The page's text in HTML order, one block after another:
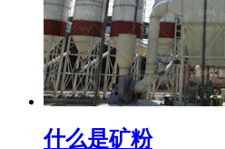
什么是矿粉